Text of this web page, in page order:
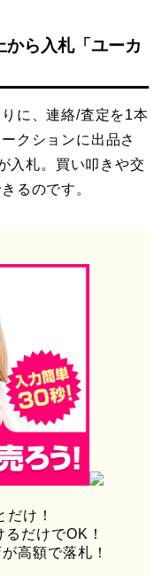
ら入札「ユーカ
に、連絡/査定を1本
クションに出品さ
入札。買い叩きや交
るのです。
け！
だけでOK！
高額で落札！